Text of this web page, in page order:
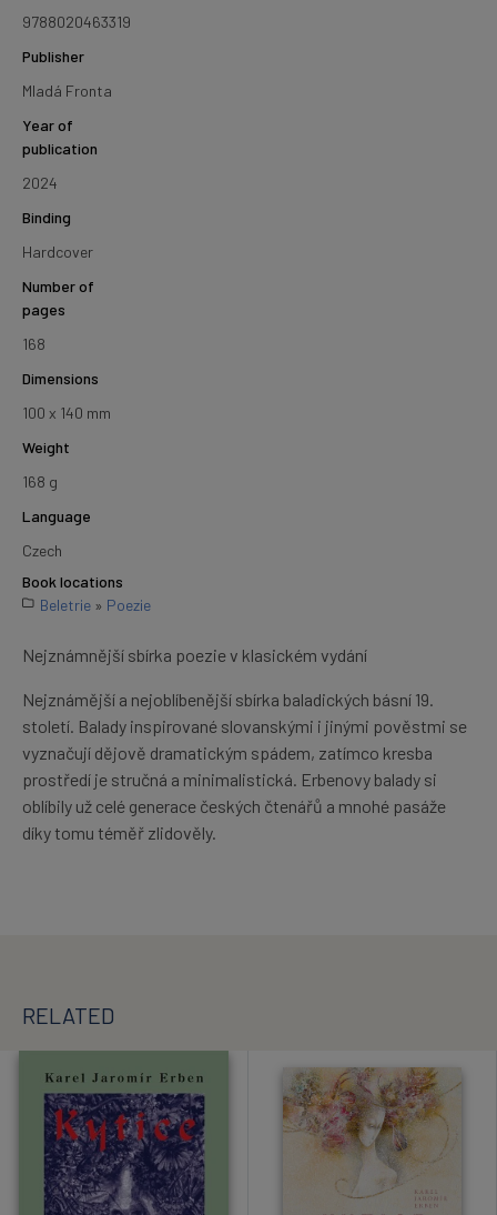
9788020463319
Publisher
Mladá Fronta
Year of
publication
2024
Binding
Hardcover
Number of
pages
168
Dimensions
100 x 140 mm
Weight
168 g
Language
Czech
Book locations
Beletrie » Poezie
Nejznámnější sbírka poezie v klasickém vydání
Nejznámější a nejoblíbenější sbírka baladických básní 19.
století. Balady inspirované slovanskými i jinými pověstmi se
vyznačují dějově dramatickým spádem, zatímco kresba
prostředí je stručná a minimalistická. Erbenovy balady si
oblíbily už celé generace českých čtenářů a mnohé pasáže
díky tomu téměř zlidověly.
RELATED